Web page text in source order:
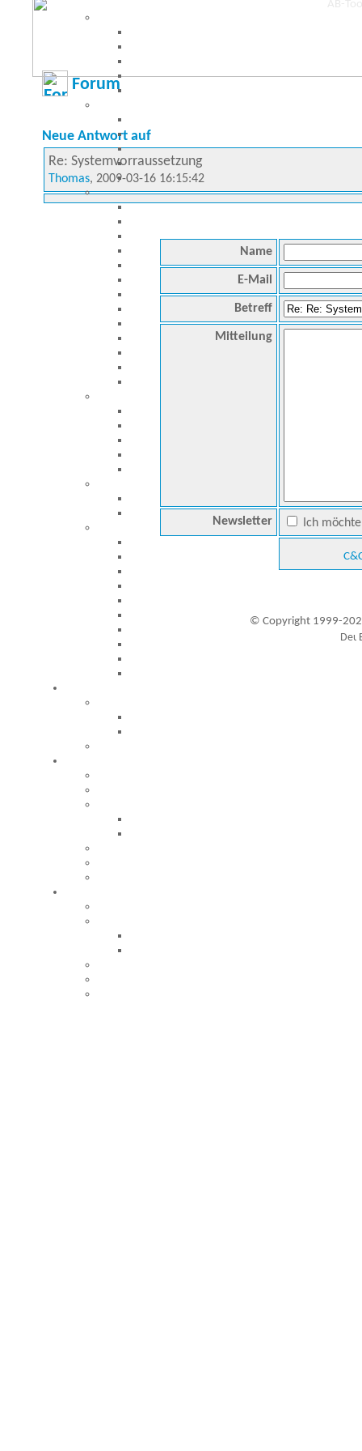
Forum
Neue Antwort auf
Re: Systemvorraussetzung
Thomas, 2009-03-16 16:15:42
Name
E-Mail
Betreff
Mitteilung
Newsletter Ich
© Copyright 1999-
Besucher seit 20.09.1999: 19446228